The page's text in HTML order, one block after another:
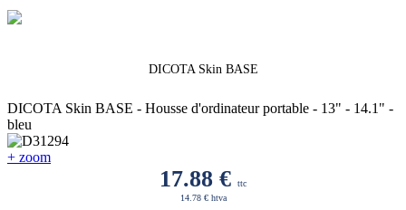
DICOTA Skin BASE
DICOTA Skin BASE - Housse d'ordinateur portable - 13" - 14.1" -
bleu
+ zoom
17.88 €
ttc
14.78 € htva